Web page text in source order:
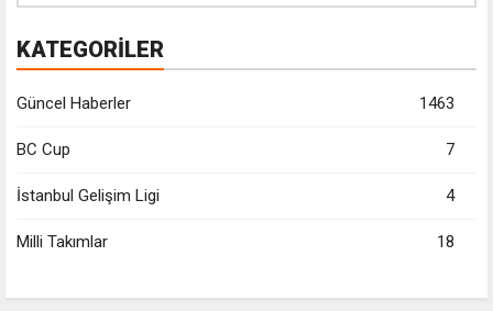
KATEGORİLER
Güncel Haberler 1463
BC Cup 7
İstanbul Gelişim Ligi 4
Milli Takımlar 18